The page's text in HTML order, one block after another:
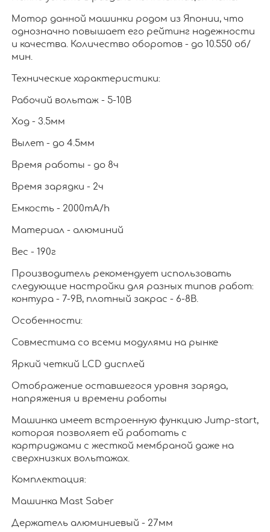
Мотор данной машинки родом из Японии, что
однозначно повышает его рейтинг надежности
и качества. Количество оборотов - до 10.550 об/
мин.
Технические характеристики:
Рабочий вольтаж - 5-10В
Ход - 3.5мм
Вылет - до 4.5мм
Время работы - до 8ч
Время зарядки - 2ч
Емкость - 2000mA/h
Материал - алюминий
Вес - 190г
Производитель рекомендует использовать
следующие настройки для разных типов работ:
контура - 7-9В, плотный закрас - 6-8В.
Особенности:
Совместима со всеми модулями на рынке
Яркий четкий LCD дисплей
Отображение оставшегося уровня заряда,
напряжения и времени работы
Машинка имеет встроенную функцию Jump-start,
которая позволяет ей работать с
картриджами с жесткой мембраной даже на
сверхнизких вольтажах.
Комплектация:
Машинка Mast Saber
Держатель алюминиевый - 27мм